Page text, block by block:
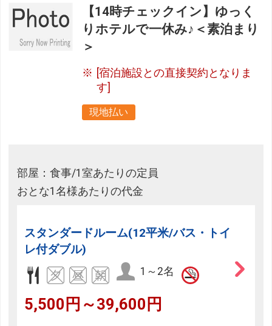
【14時チェックイン】ゆっく
りホテルで一休み♪＜素泊まり
＞
[宿泊施設との直接契約となりま
す]
現地払い
部屋：食事/1室あたりの定員
おとな1名様あたりの代金
スタンダードルーム(12平米/バス・トイ
レ付ダブル)
1～2名
5,500円～39,600円